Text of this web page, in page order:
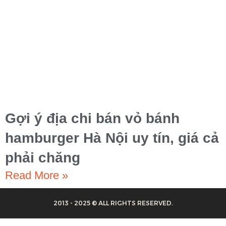
Gợi ý địa chi bán vỏ bánh
hamburger Hà Nội uy tín, giá cả
phải chăng
Read More »
2013 - 2025 © ALL RIGHTS RESERVED.